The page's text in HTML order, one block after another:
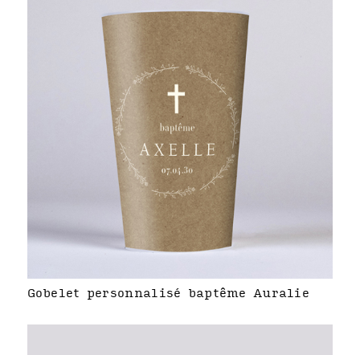
Gobelet personnalisé baptême Auralie